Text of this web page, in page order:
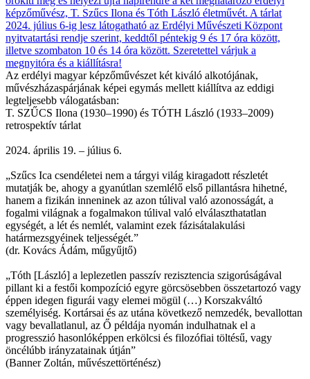
Az erdélyi magyar képzőművészet két kiváló alkotójának,
művészházaspárjának képei egymás mellett kiállítva az eddigi
legteljesebb válogatásban:
T. SZŰCS Ilona (1930–1990) és TÓTH László (1933–2009)
retrospektív tárlat
2024. április 19. – július 6.
„Szűcs Ica csendéletei nem a tárgyi világ kiragadott részletét
mutatják be, ahogy a gyanútlan szemlélő első pillantásra hihetné,
hanem a fizikán inneninek az azon túlival való azonosságát, a
fogalmi világnak a fogalmakon túlival való elválaszthatatlan
egységét, a lét és nemlét, valamint ezek fázisátalakulási
határmezsgyéinek teljességét.”
(dr. Kovács Ádám, műgyűjtő)
„Tóth [László] a leplezetlen passzív rezisztencia szigorúságával
pillant ki a festői kompozíció egyre görcsösebben összetartozó vagy
éppen idegen figurái vagy elemei mögül (…) Korszakváltó
személyiség. Kortársai és az utána következő nemzedék, bevallottan
vagy bevallatlanul, az Ő példája nyomán indulhatnak el a
progresszió hasonlóképpen erkölcsi és filozófiai töltésű, vagy
öncélúbb irányzatainak útján”
(Banner Zoltán, művészettörténész)